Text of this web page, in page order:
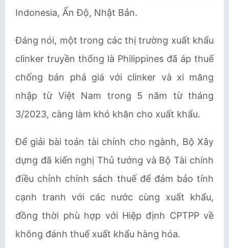
Indonesia, Ấn Độ, Nhật Bản.
Đáng nói, một trong các thị trường xuất khẩu
clinker truyền thống là Philippines đã áp thuế
chống bán phá giá với clinker và xi măng
nhập từ Việt Nam trong 5 năm từ tháng
3/2023, càng làm khó khăn cho xuất khẩu.
Để giải bài toán tài chính cho ngành, Bộ Xây
dựng đã kiến nghị Thủ tướng và Bộ Tài chính
điều chỉnh chính sách thuế để đảm bảo tính
cạnh tranh với các nước cùng xuất khẩu,
đồng thời phù hợp với Hiệp định CPTPP về
không đánh thuế xuất khẩu hàng hóa.